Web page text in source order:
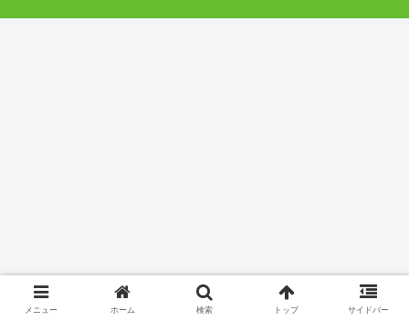
メニュー ホーム 検索 トップ サイドバー